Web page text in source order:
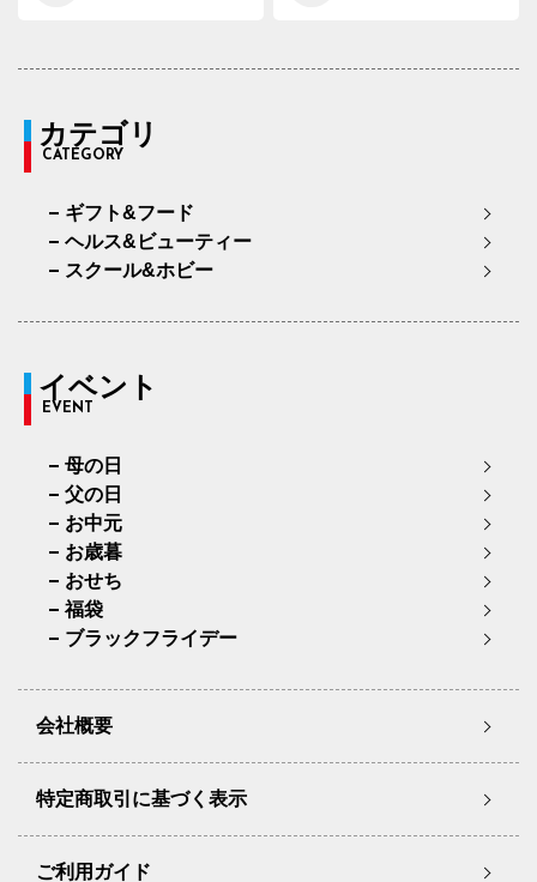
カテゴリ
CATEGORY
ギフト&フード
ヘルス&ビューティー
スクール&ホビー
イベント
EVENT
母の日
父の日
お中元
お歳暮
おせち
福袋
ブラックフライデー
会社概要
特定商取引に基づく表示
ご利用ガイド